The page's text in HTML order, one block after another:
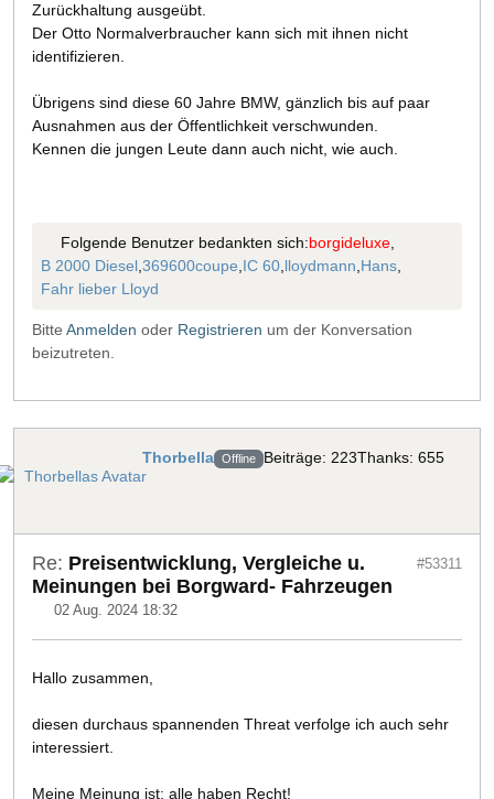
Zurückhaltung ausgeübt.
Der Otto Normalverbraucher kann sich mit ihnen nicht
identifizieren.
Übrigens sind diese 60 Jahre BMW, gänzlich bis auf paar
Ausnahmen aus der Öffentlichkeit verschwunden.
Kennen die jungen Leute dann auch nicht, wie auch.
Folgende Benutzer bedankten sich:borgideluxe,
B 2000 Diesel,369600coupe,IC 60,lloydmann,Hans,
Fahr lieber Lloyd
Bitte Anmelden oder Registrieren um der Konversation
beizutreten.
Thorbella Offline Beiträge: 223Thanks: 655
Re: Preisentwicklung, Vergleiche u.
Meinungen bei Borgward- Fahrzeugen
02 Aug. 2024 18:32
#53311
Hallo zusammen,
diesen durchaus spannenden Threat verfolge ich auch sehr
interessiert.
Meine Meinung ist: alle haben Recht!